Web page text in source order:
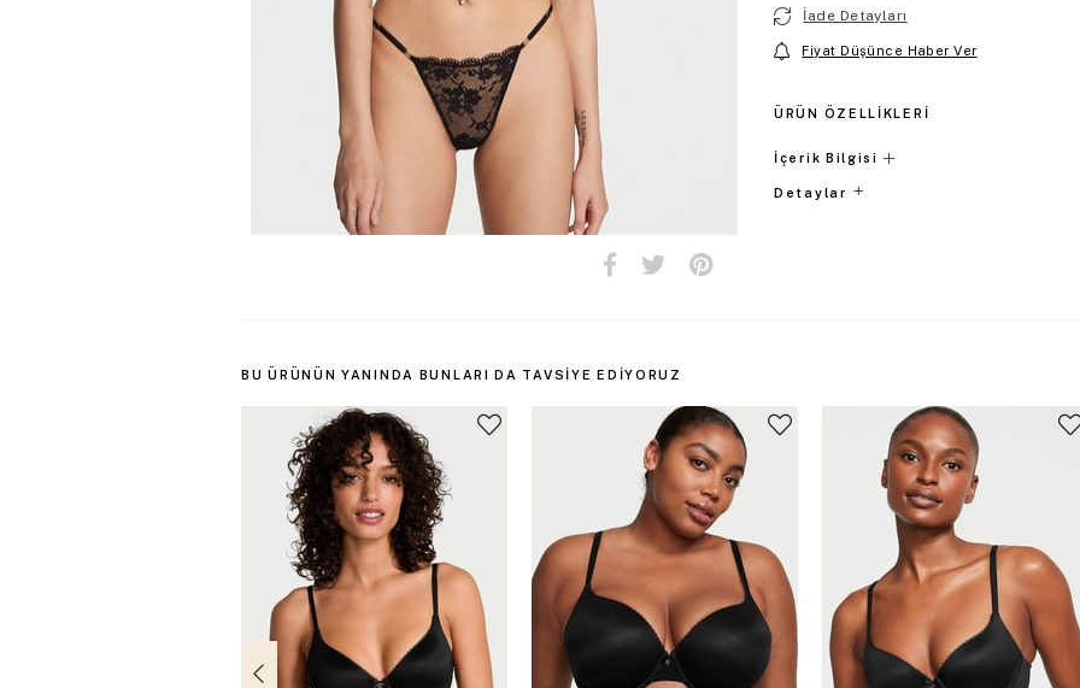
İade Detayları
Fiyat Düşünce Haber Ver
ÜRÜN ÖZELLIKLERI
İçerik Bilgisi
Detaylar
BU ÜRÜNÜN YANINDA BUNLARI DA TAVSIYE EDIYORUZ